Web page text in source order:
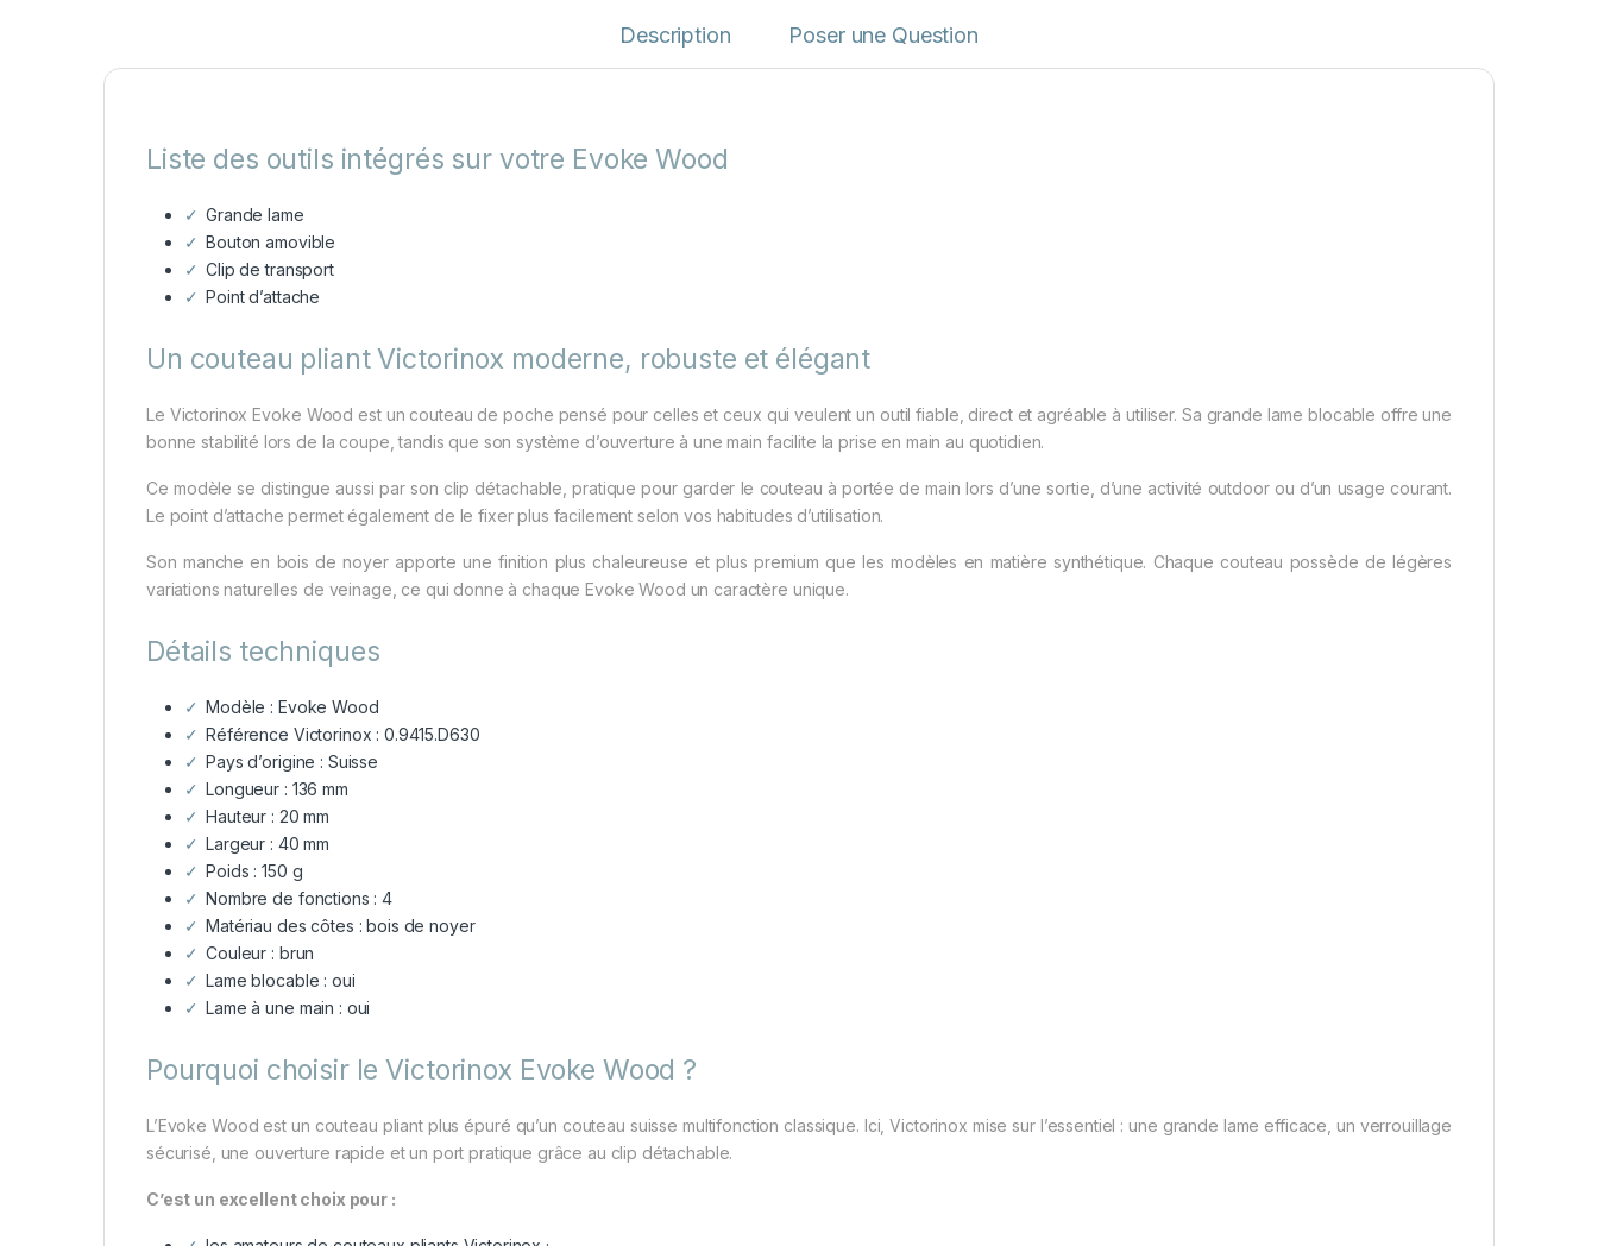
Description Poser une Question
Liste des outils intégrés sur votre Evoke Wood
Grande lame
Bouton amovible
Clip de transport
Point d’attache
Un couteau pliant Victorinox moderne, robuste et élégant
Le Victorinox Evoke Wood est un couteau de poche pensé pour celles et ceux qui veulent un outil fiable, direct et agréable à utiliser. Sa grande lame blocable offre une
bonne stabilité lors de la coupe, tandis que son système d’ouverture à une main facilite la prise en main au quotidien.
Ce modèle se distingue aussi par son clip détachable, pratique pour garder le couteau à portée de main lors d’une sortie, d’une activité outdoor ou d’un usage courant.
Le point d’attache permet également de le fixer plus facilement selon vos habitudes d’utilisation.
Son manche en bois de noyer apporte une finition plus chaleureuse et plus premium que les modèles en matière synthétique. Chaque couteau possède de légères
variations naturelles de veinage, ce qui donne à chaque Evoke Wood un caractère unique.
Détails techniques
Modèle : Evoke Wood
Référence Victorinox : 0.9415.D630
Pays d’origine : Suisse
Longueur : 136 mm
Hauteur : 20 mm
Largeur : 40 mm
Poids : 150 g
Nombre de fonctions : 4
Matériau des côtes : bois de noyer
Couleur : brun
Lame blocable : oui
Lame à une main : oui
Pourquoi choisir le Victorinox Evoke Wood ?
L’Evoke Wood est un couteau pliant plus épuré qu’un couteau suisse multifonction classique. Ici, Victorinox mise sur l’essentiel : une grande lame efficace, un verrouillage
sécurisé, une ouverture rapide et un port pratique grâce au clip détachable.
C’est un excellent choix pour :